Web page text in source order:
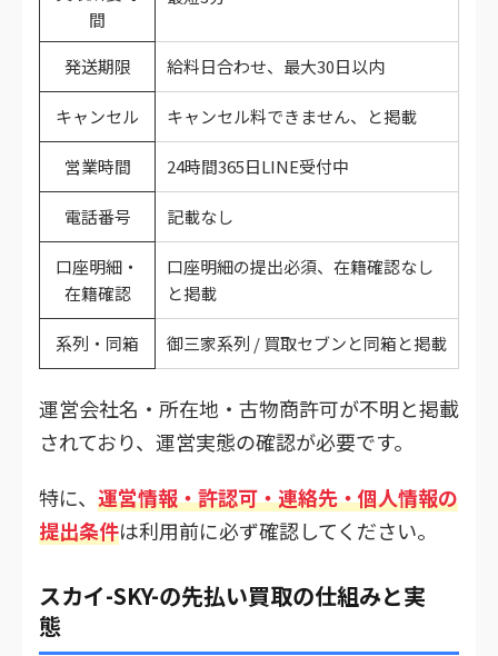
間
発送期限 給料日合わせ、最大30日以内
キャンセル キャンセル料できません、と掲載
営業時間 24時間365日LINE受付中
電話番号 記載なし
口座明細・
在籍確認
口座明細の提出必須、在籍確認なし
と掲載
系列・同箱 御三家系列 / 買取セブンと同箱と掲載
運営会社名・所在地・古物商許可が不明と掲載
されており、運営実態の確認が必要です。
特に、 運営情報・許認可・連絡先・個人情報の
提出条件は利用前に必ず確認してください。
スカイ-SKY-の先払い買取の仕組みと実
態